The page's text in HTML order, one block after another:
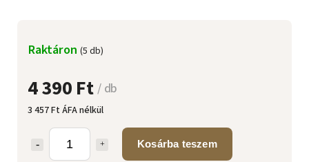
4 390 Ft/ db
3 457 Ft ÁFA nélkül
Kosárba teszem
Raktáron (5 db)